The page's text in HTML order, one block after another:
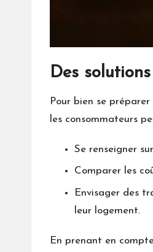
Des
Pour bien se
les consommateurs
Se renseigner
Comparer les
Envisager des
leur logement.
En prenant en